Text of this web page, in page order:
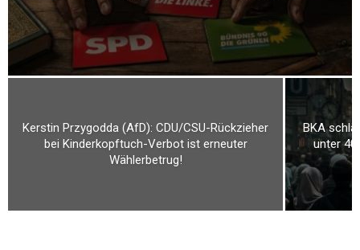
Kerstin Przygodda (AfD): CDU/CSU-Rückzieher
bei Kinderkopftuch-Verbot ist erneuter
Wählerbetrug!
BKA
unter